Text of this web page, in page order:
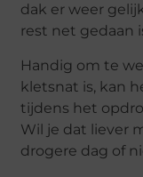
dak er weer
rest net gedaan
Handig om te
kletsnat is, kan
tijdens het
Wil je dat liever
drogere dag of